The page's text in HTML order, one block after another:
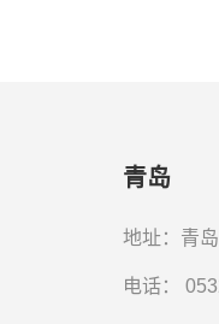
青岛
地址：青
电话：